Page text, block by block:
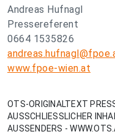
Andreas Hufnagl
Pressereferent
0664 1535826
www.fpoe-wien.at
OTS-ORIGINALTEXT
AUSSCHLIESSLICHER
AUSSENDERS -